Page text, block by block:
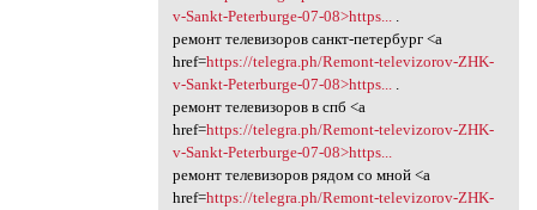
v-Sankt-Peterburge-07-08>https....
ремонт телевизоров санкт-петербург <a
href=https://telegra.ph/Remont-televizorov-ZHK-
v-Sankt-Peterburge-07-08>https....
ремонт телевизоров в спб <a
href=https://telegra.ph/Remont-televizorov-ZHK-
v-Sankt-Peterburge-07-08>https...
ремонт телевизоров рядом со мной <a
href=https://telegra.ph/Remont-televizorov-ZHK-